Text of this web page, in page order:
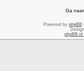
Ga
Powered by phpBB
phpBB.nl